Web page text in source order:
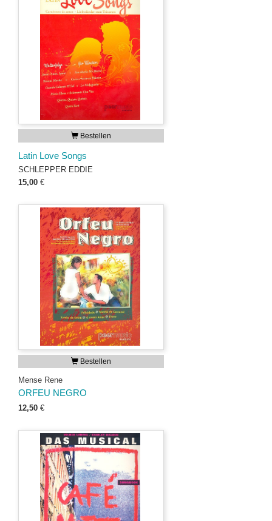
Bestellen
Latin Love Songs
SCHLEPPER EDDIE
15,00 €
Bestellen
Mense Rene
ORFEU NEGRO
12,50 €